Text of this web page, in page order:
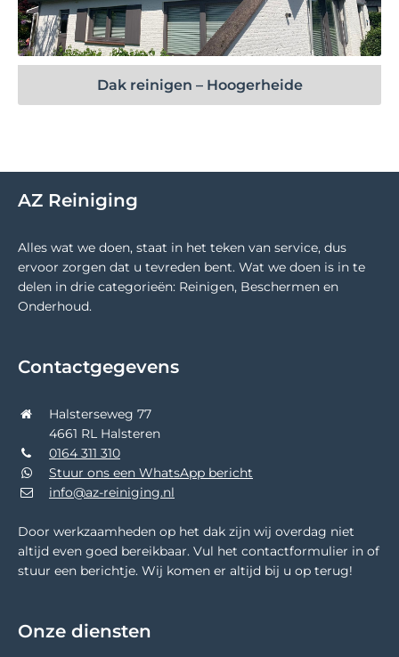
Bekijk project
Dak reinigen – Hoogerheide
AZ Reiniging
Alles wat we doen, staat in het teken van service, dus
ervoor zorgen dat u tevreden bent. Wat we doen is in te
delen in drie categorieën: Reinigen, Beschermen en
Onderhoud.
Contactgegevens
Halsterseweg 77
4661 RL Halsteren
0164 311 310
Stuur ons een WhatsApp bericht
info@az-reiniging.nl
Door werkzaamheden op het dak zijn wij overdag niet
altijd even goed bereikbaar. Vul het contactformulier in of
stuur een berichtje. Wij komen er altijd bij u op terug!
Onze diensten